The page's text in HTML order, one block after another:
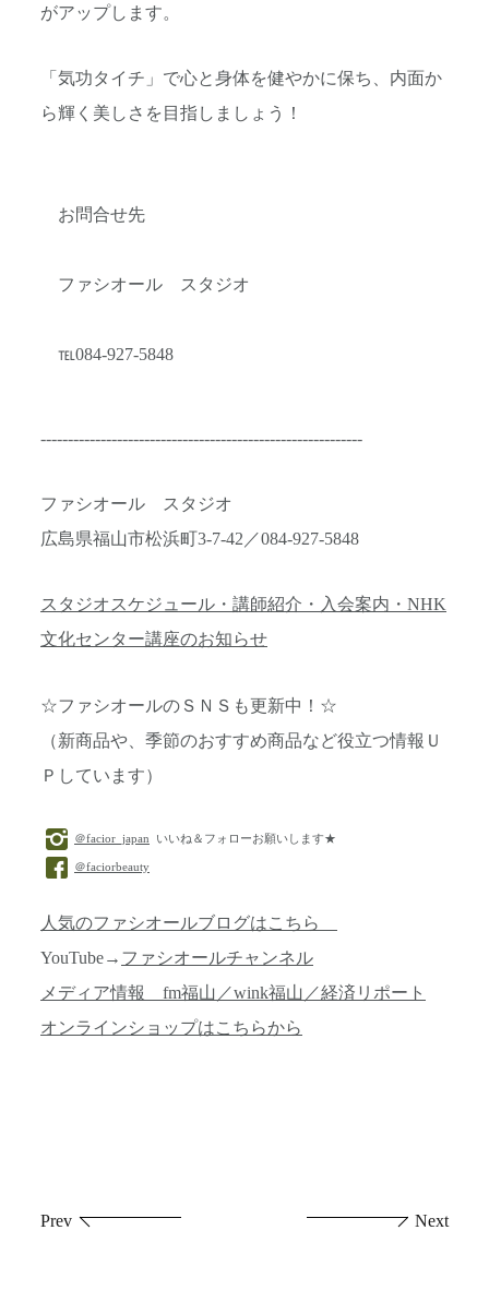
がアップします。
「気功タイチ」で心と身体を健やかに保ち、内面か
ら輝く美しさを目指しましょう！
お問合せ先
ファシオール スタジオ
℡084-927-5848
-----------------------------------------------------------
ファシオール スタジオ
広島県福山市松浜町3-7-42／084-927-5848
スタジオスケジュール・講師紹介・入会案内・NHK
文化センター講座のお知らせ
☆ファシオールのＳＮＳも更新中！☆
（新商品や、季節のおすすめ商品など役立つ情報Ｕ
Ｐしています）
＠facior_japan いいね＆フォローお願いします★
＠faciorbeauty
人気のファシオールブログはこちら
YouTube→ ファシオールチャンネル
メディア情報 fm福山／wink福山／経済リポート
オンラインショップはこちらから
Prev Next